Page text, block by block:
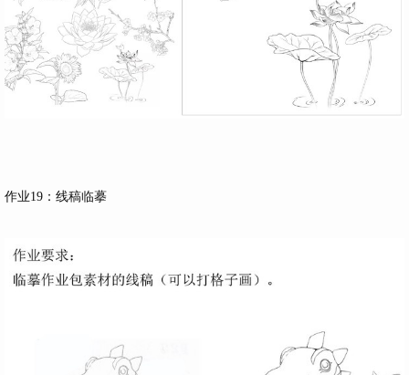
作业19：线稿临摹